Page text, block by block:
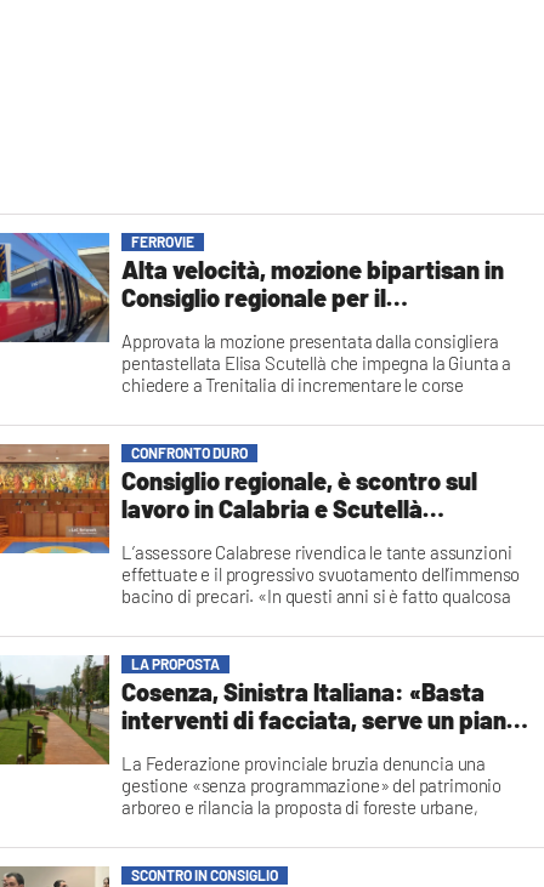
FERROVIE
Alta velocità, mozione bipartisan in
Consiglio regionale per il
Paola
Approvata la mozione presentata dalla consigliera
pentastellata Elisa Scutellà che impegna la Giunta a
chiedere a Trenitalia di incrementare le corse
Redazione
CONFRONTO DURO
Consiglio regionale, è scontro sul
lavoro in Calabria e Scutellà
L’assessore Calabrese rivendica le tante assunzioni
effettuate e il progressivo svuotamento dell’immenso
bacino di precari. «In questi anni si è fatto qualcosa
ragazza investita a Vibo: «Da Azienda Zero nota
sgradevole»
Massimo Clausi
LA PROPOSTA
Cosenza, Sinistra Italiana: «Basta
interventi di facciata, serve un piano
La Federazione provinciale bruzia denuncia una
gestione «senza programmazione» del patrimonio
arboreo e rilancia la proposta di foreste urbane,
regolamenti comunali
Redazione
SCONTRO IN CONSIGLIO